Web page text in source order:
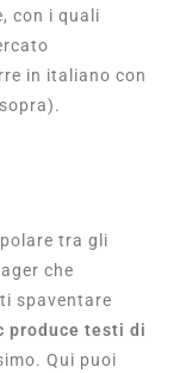
con i quali
in italiano con
tra gli
che
spaventare
produce testi di
Qui puoi